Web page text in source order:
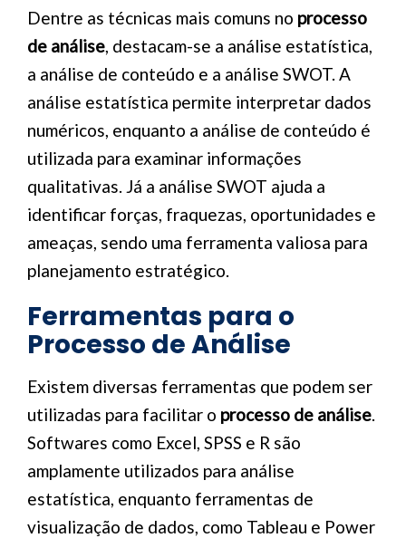
Dentre as técnicas mais comuns no processo
de análise, destacam-se a análise estatística,
a análise de conteúdo e a análise SWOT. A
análise estatística permite interpretar dados
numéricos, enquanto a análise de conteúdo é
utilizada para examinar informações
qualitativas. Já a análise SWOT ajuda a
identificar forças, fraquezas, oportunidades e
ameaças, sendo uma ferramenta valiosa para
planejamento estratégico.
Ferramentas para o
Processo de Análise
Existem diversas ferramentas que podem ser
utilizadas para facilitar o processo de análise.
Softwares como Excel, SPSS e R são
amplamente utilizados para análise
estatística, enquanto ferramentas de
visualização de dados, como Tableau e Power